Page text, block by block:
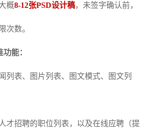
概8-12张PSD设计稿，未签字确认前，
次数。
能：
列表、图片列表、图文模式、图文列
才招聘的职位列表，以及在线应聘（提